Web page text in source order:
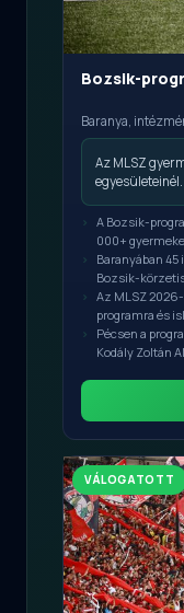
Bozsik-
Baranya,
Az MLSZ
egyesületeinél.
A Bozsik-
000+
Baranyában
Bozsik-
Az MLSZ
programra és
Pécsen a
Kodály Zoltán
VÁLOGATOTT